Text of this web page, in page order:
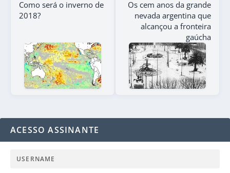
Como será o inverno de
2018?
Os cem anos da grande
nevada argentina que
alcançou a fronteira
gaúcha
ACESSO ASSINANTE